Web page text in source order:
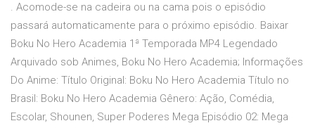
. Acomode-se na cadeira ou na cama pois o episódio
passará automaticamente para o próximo episódio. Baixar
Boku No Hero Academia 1ª Temporada MP4 Legendado
Arquivado sob Animes, Boku No Hero Academia; Informações
Do Anime: Título Original: Boku No Hero Academia Título no
Brasil: Boku No Hero Academia Gênero: Ação, Comédia,
Escolar, Shounen, Super Poderes Mega Episódio 02: Mega